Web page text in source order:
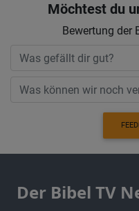
Möchtest du
Bewertung der
Der Bibel TV